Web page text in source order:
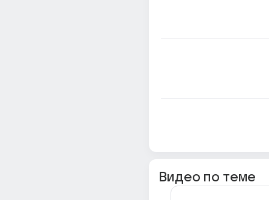
Видео по теме